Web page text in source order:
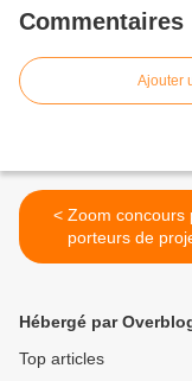
Commentaires
Ajouter
< Zoom concours pour
porteurs de
Hébergé par
Top articles